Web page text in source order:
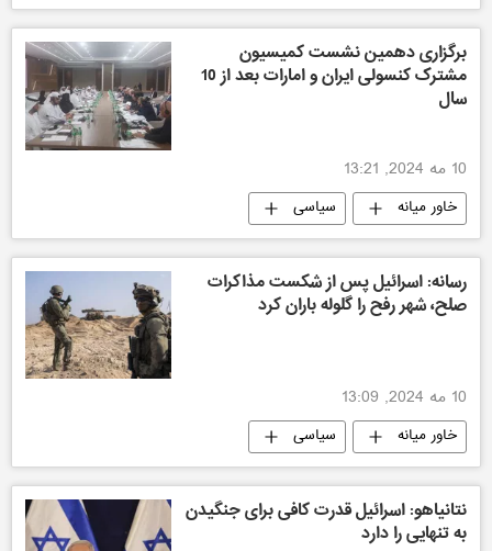
برگزاری دهمین نشست کمیسیون
مشترک کنسولی ایران و امارات بعد از 10
سال
10 مه 2024, 13:21
خاور میانه سیاسی
رسانه: اسرائیل پس از شکست مذاکرات
صلح، شهر رفح را گلوله باران کرد
10 مه 2024, 13:09
خاور میانه سیاسی
نتانیاهو: اسرائیل قدرت کافی برای جنگیدن
به تنهایی را دارد